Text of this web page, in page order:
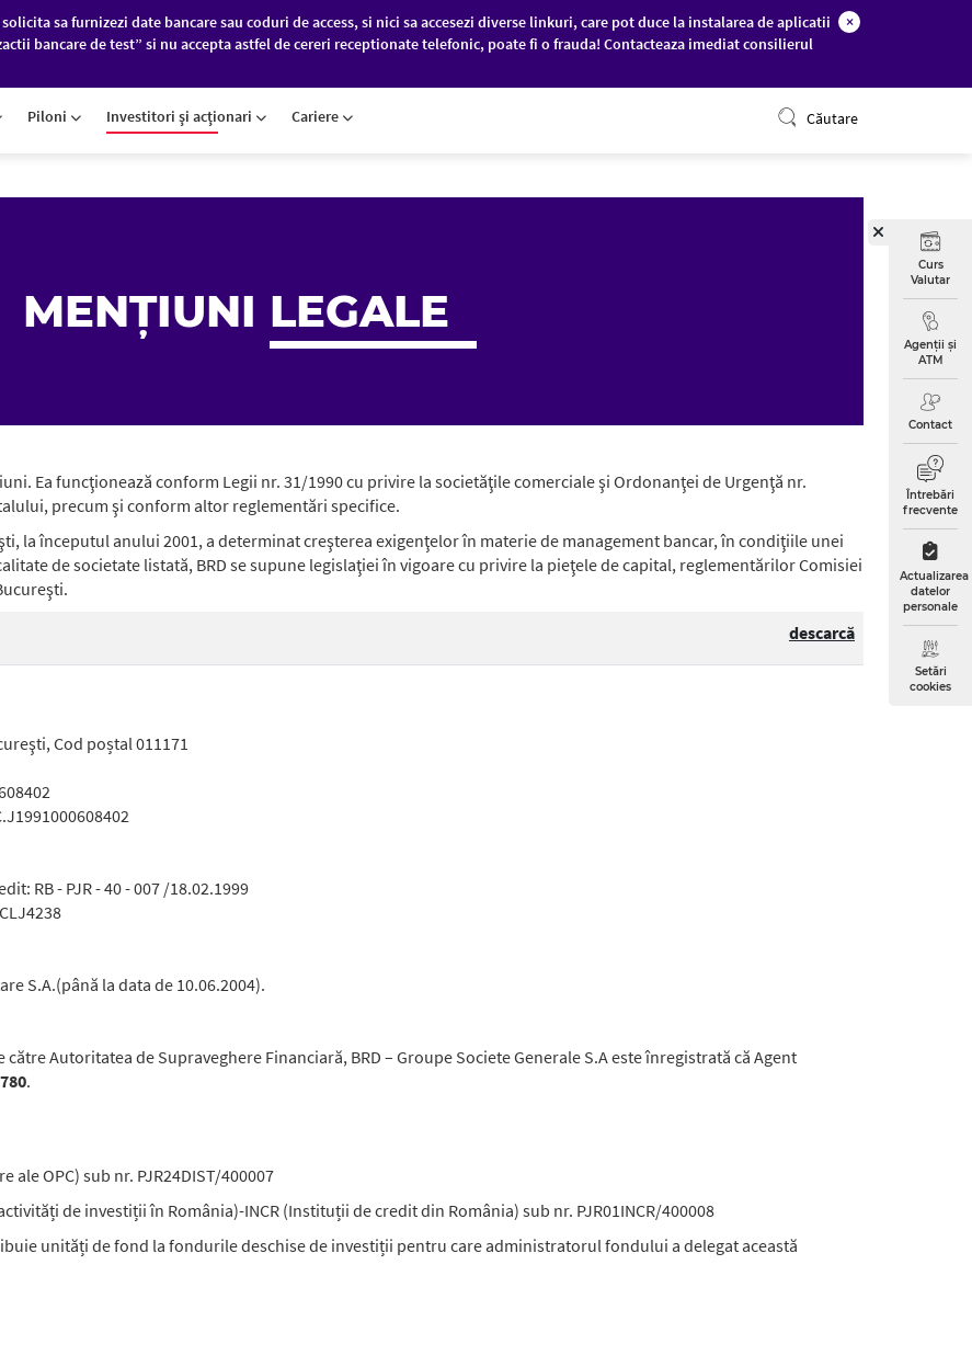
sa furnizezi date bancare sau coduri de access, si nici sa accesezi diverse linkuri, care pot duce la instalarea de aplicatii
bancare de test” si nu accepta astfel de cereri receptionate telefonic, poate fi o frauda! Contacteaza imediat consilierul
×
Piloni Investitori şi acţionari Cariere Căutare
Curs
Valutar
Agenții și
ATM
Contact
Întrebări
frecvente
Actualizarea
datelor
personale
Setări
cookies
MENȚIUNI LEGALE
Ea funcţionează conform Legii nr. 31/1990 cu privire la societăţile comerciale şi Ordonanţei de Urgenţă nr.
precum şi conform altor reglementări specifice.
la începutul anului 2001, a determinat creşterea exigenţelor în materie de management bancar, în condiţiile unei
de societate listată, BRD se supune legislaţiei în vigoare cu privire la pieţele de capital, reglementărilor Comisiei
descarcă
Cod poștal 011171
RB - PJR - 40 - 007 /18.02.1999
S.A.(până la data de 10.06.2004).
Autoritatea de Supraveghere Financiară, BRD – Groupe Societe Generale S.A este înregistrată că Agent
.
OPC) sub nr. PJR24DIST/400007
de investiții în România)-INCR (Instituții de credit din România) sub nr. PJR01INCR/400008
unități de fond la fondurile deschise de investiții pentru care administratorul fondului a delegat această